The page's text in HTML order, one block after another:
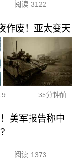
阅读 3122
作废！亚太变天
35分钟前
美军报告称中
阅读 1373